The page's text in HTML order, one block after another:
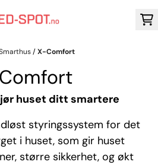
/X-Comfort
huset ditt smartere
styringssystem for det
i huset, som gir huset
større sikkerhet, og økt